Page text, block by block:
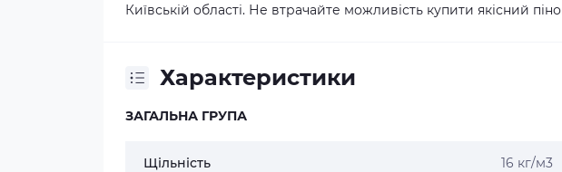
Київській області. Не втрачайте можливість купити якісний
Характеристики
ЗАГАЛЬНА ГРУПА
Щільність 16 кг/м3